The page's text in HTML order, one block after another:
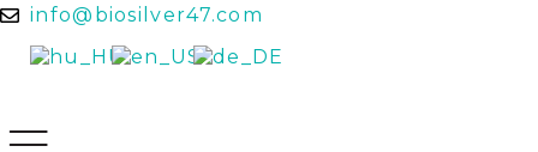
info@biosilver47.com